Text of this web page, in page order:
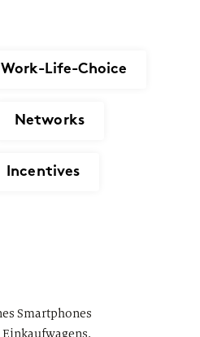
Work-Life-Choice
Networks
Incentives